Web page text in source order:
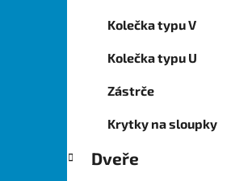
Kolečka typu V
Kolečka typu U
Zástrče
Krytky na sloupky
Dveře